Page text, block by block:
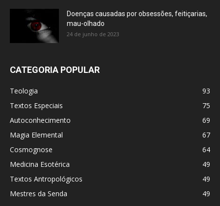
Doenças causadas por obsessões, feitiçarias,
mau-olhado
24 de junho de 2023
CATEGORIA POPULAR
Teologia
93
Textos Especiais
75
Autoconhecimento
69
Magia Elemental
67
Cosmognose
64
Medicina Esotérica
49
Textos Antropológicos
49
Mestres da Senda
49